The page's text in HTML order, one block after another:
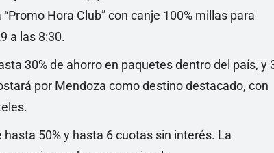
Hora Club” con canje 100% millas para
a las 8:30.
30% de ahorro en paquetes dentro del país, y
por Mendoza como destino destacado, con
50% y hasta 6 cuotas sin interés. La